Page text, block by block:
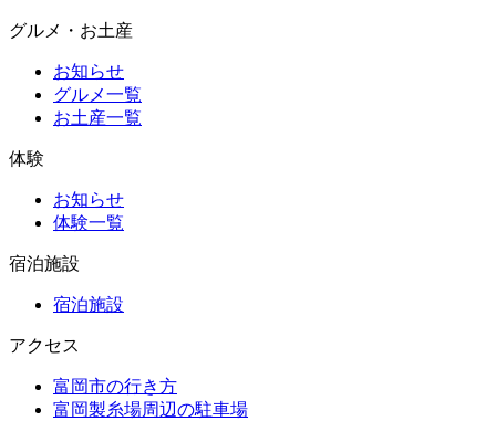
グルメ・お土産
お知らせ
グルメ一覧
お土産一覧
体験
お知らせ
体験一覧
宿泊施設
宿泊施設
アクセス
富岡市の行き方
富岡製糸場周辺の駐車場